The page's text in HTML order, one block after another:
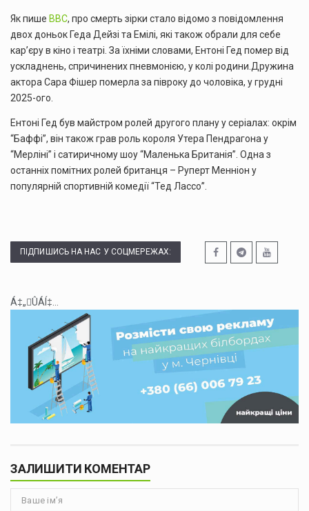
Як пише BBC, про смерть зірки стало відомо з повідомлення
двох доньок Геда Дейзі та Емілі, які також обрали для себе
кар’єру в кіно і театрі. За їхніми словами, Ентоні Гед помер від
ускладнень, спричинених пневмонією, у колі родини.Дружина
актора Сара Фішер померла за півроку до чоловіка, у грудні
2025-ого.
Ентоні Гед був майстром ролей другого плану у серіалах: окрім
“Баффі”, він також грав роль короля Утера Пендрагона у
“Мерліні” і сатиричному шоу “Маленька Британія”. Одна з
останніх помітних ролей британця – Руперт Менніон у
популярній спортивній комедії “Тед Лассо”.
ПІДПИШИСЬ НА НАС У СОЦМЕРЕЖАХ:
Á‡„ÛÁÍ‡...
ЗАЛИШИТИ КОМЕНТАР